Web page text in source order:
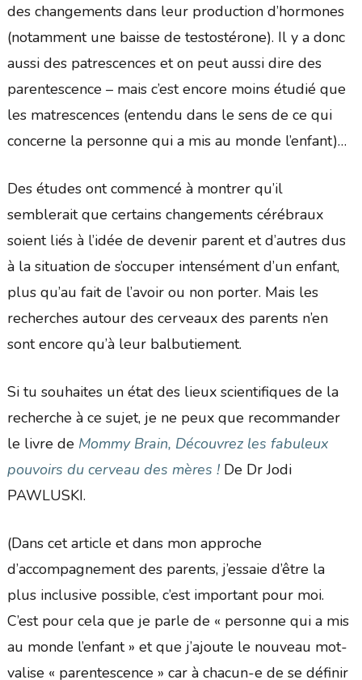
des changements dans leur production d’hormones
(notamment une baisse de testostérone). Il y a donc
aussi des patrescences et on peut aussi dire des
parentescence – mais c’est encore moins étudié que
les matrescences (entendu dans le sens de ce qui
concerne la personne qui a mis au monde l’enfant)…
Des études ont commencé à montrer qu’il
semblerait que certains changements cérébraux
soient liés à l’idée de devenir parent et d’autres dus
à la situation de s’occuper intensément d’un enfant,
plus qu’au fait de l’avoir ou non porter. Mais les
recherches autour des cerveaux des parents n’en
sont encore qu’à leur balbutiement.
Si tu souhaites un état des lieux scientifiques de la
recherche à ce sujet, je ne peux que recommander
le livre de Mommy Brain, Découvrez les fabuleux
pouvoirs du cerveau des mères !De Dr Jodi
PAWLUSKI.
(Dans cet article et dans mon approche
d’accompagnement des parents, j’essaie d’être la
plus inclusive possible, c’est important pour moi.
C’est pour cela que je parle de « personne qui a mis
au monde l’enfant » et que j’ajoute le nouveau mot-
valise « parentescence » car à chacun-e de se définir